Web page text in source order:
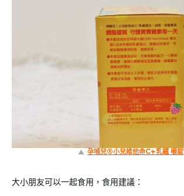
▲ 孕哺兒®小兒維他命C+乳鐵 嚼錠
大小朋友可以一起食用，食用建議：